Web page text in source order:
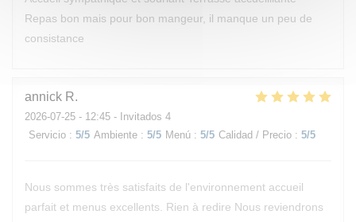
Repas bon mais pour bon mangeur, il manque un peu de
consistance
annick R
2026-07-25 - 12:45 - Invitados 4
Servicio : 5/5 Ambiente : 5/5 Menú : 5/5 Calidad / Precio : 5/5
Nous sommes très satisfaits de l'environnement accueil
parfait et menus excellents. Rien à redire Nous reviendrons